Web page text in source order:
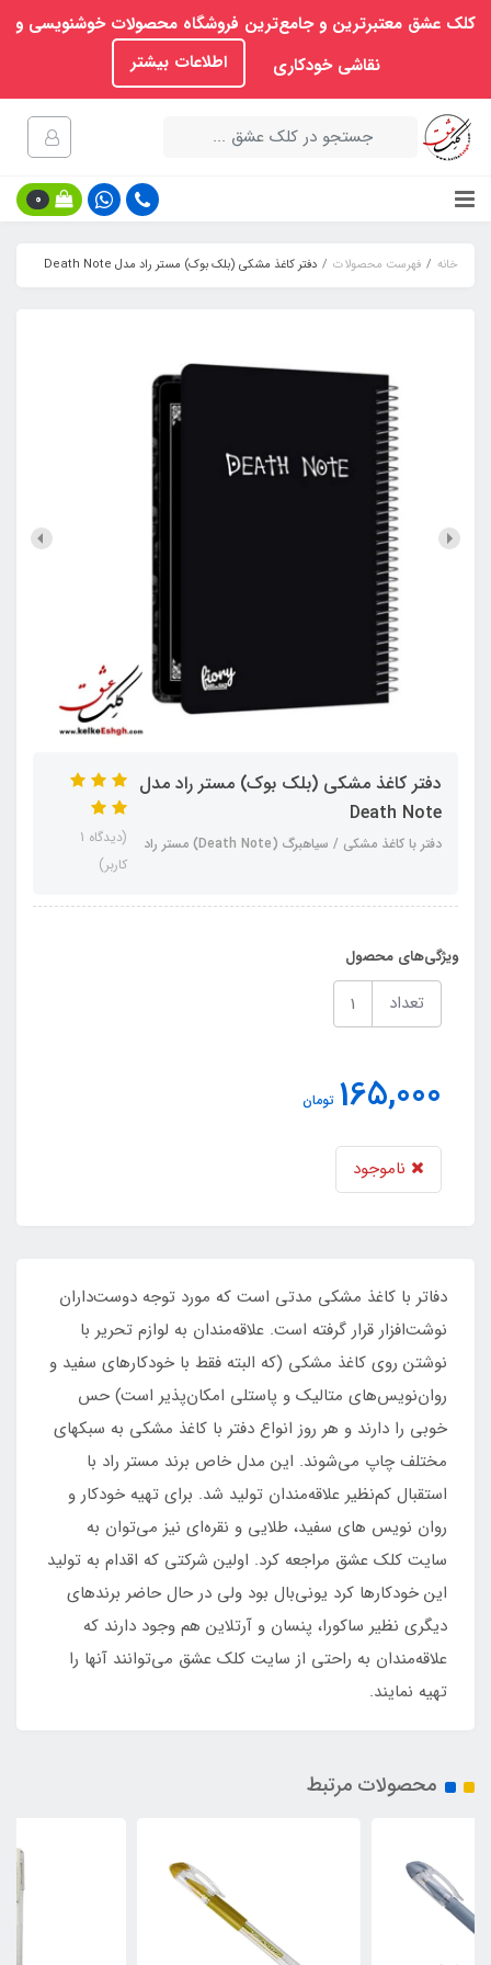
کلک عشق معتبرترین و جامع‌ترین فروشگاه محصولات خوشنویسی و
نقاشی خودکاری
اطلاعات بیشتر
0
خانه فهرست محصولات دفتر کاغذ مشکی (بلک بوک) مستر راد مدل Death Note
دفتر کاغذ مشکی (بلک بوک) مستر راد مدل
Death Note
دفتر با کاغذ مشکی / سیاهبرگ (Death Note) مستر راد
(دیدگاه 1
کاربر)
ویژگی‌های محصول
تعداد
165,000 تومان
ناموجود
دفاتر با کاغذ مشکی مدتی است که مورد توجه دوست‌داران
نوشت‌افزار قرار گرفته است. علاقه‌مندان به لوازم تحریر با
نوشتن روی کاغذ مشکی (که البته فقط با خودکارهای سفید و
روان‌نویس‌های متالیک و پاستلی امکان‌پذیر است) حس
خوبی را دارند و هر روز انواع دفتر با کاغذ مشکی به سبکهای
مختلف چاپ می‌شوند. این مدل خاص برند مستر راد با
استقبال کم‌نظیر علاقه‌مندان تولید شد. برای تهیه خودکار و
روان نویس های سفید، طلایی و نقره‌ای نیز می‌توان به
سایت کلک عشق مراجعه کرد. اولین شرکتی که اقدام به تولید
این خودکارها کرد یونی‌بال بود ولی در حال حاضر برندهای
دیگری نظیر ساکورا، پنسان و آرتلاین هم وجود دارند که
علاقه‌مندان به راحتی از سایت کلک عشق می‌توانند آنها را
تهیه نمایند.
محصولات مرتبط